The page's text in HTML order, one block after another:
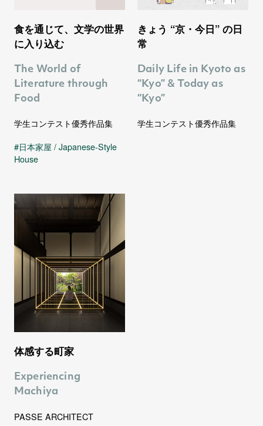
食を通じて、文学の世界
に入り込む
The World of
Literature through
Food
学生コンテスト優秀作品集
日本家屋 / Japanese-Style
House
きょう “京・今日” の日
常
Daily Life in Kyoto as
“Kyo” & Today as
“Kyo”
学生コンテスト優秀作品集
体感する町家
Experiencing
Machiya
PASSE ARCHITECT